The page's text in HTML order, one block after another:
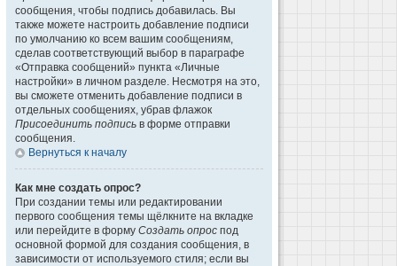
сообщения, чтобы подпись добавилась. Вы
также можете настроить добавление подписи
по умолчанию ко всем вашим сообщениям,
сделав соответствующий выбор в параграфе
«Отправка сообщений» пункта «Личные
настройки» в личном разделе. Несмотря на это,
вы сможете отменить добавление подписи в
отдельных сообщениях, убрав флажок
Присоединить подпись в форме отправки
сообщения.
Вернуться к началу
Как мне создать опрос?
При создании темы или редактировании
первого сообщения темы щёлкните на вкладке
или перейдите в форму Создать опрос под
основной формой для создания сообщения, в
зависимости от используемого стиля; если вы